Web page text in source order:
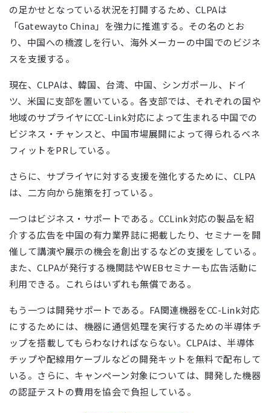
の足かせとなっている状況を打開するため、CLPAは
「Gatewayto China」を強力に推進する。その名のとお
り、中国への橋渡しを行い、海外メーカーの中国でのビジネ
スを支援する。
現在、CLPAは、韓国、台湾、中国、シンガポール、ドイ
ツ、米国に支部を置いている。各支部では、それぞれの国や
地域のサプライヤにCC-Link対応によって生まれる中国での
ビジネス・チャンスと、中国市場展開によって得られるベネ
フィットをPRしている。
さらに、サプライヤに対する支援を強化するために、CLPA
は、二方向から施策を打っている。
一つはビジネス・サポートである。CCLink対応の製品を紹
介する広告を中国の有力業界誌に掲載したり、セミナーを開
催して講演や展示の機会を創出するなどの支援をしている。
また、CLPAが発行する機関誌やWEBセミナーも広告活動に
利用できる。これらはいずれも無償である。
もう一つは開発サポートである。FA関連機器をCC-Link対応
にするためには、機器に通信処理を実行するための半導体チ
ップを搭載してもらわなければならない。CLPAは、半導体
チップや配線用ケーブルなどの開発キットを無料で配布して
いる。さらに、キャンペーン対象については、開発した機器
の認証テストの費用を協会で負担している。